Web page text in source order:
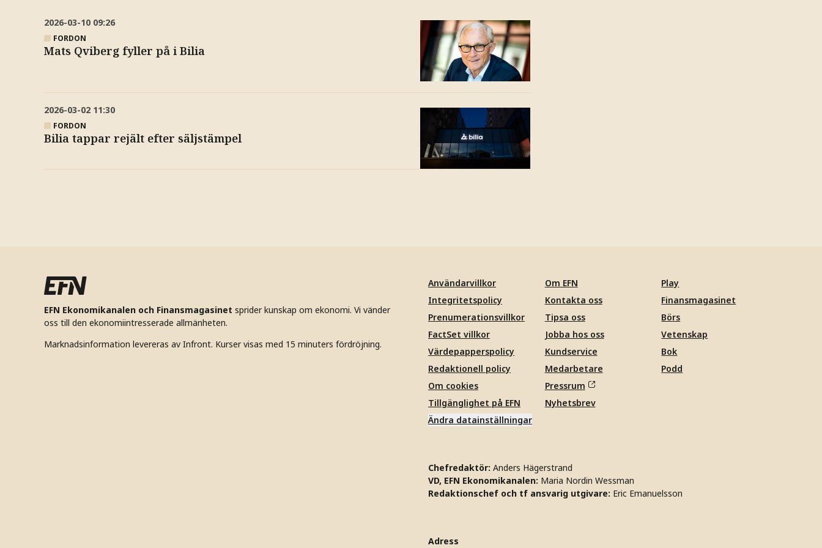
2026-03-10 09:26
FORDON
Mats Qviberg fyller på i Bilia
2026-03-02 11:30
FORDON
Bilia tappar rejält efter säljstämpel
EFN Ekonomikanalen och Finansmagasinet sprider kunskap om ekonomi. Vi vänder
oss till den ekonomiintresserade allmänheten.
Marknadsinformation levereras av Infront. Kurser visas med 15 minuters fördröjning.
Användarvillkor
Integritetspolicy
Prenumerationsvillkor
FactSet villkor
Värdepapperspolicy
Redaktionell policy
Om cookies
Tillgänglighet på EFN
Ändra datainställningar
Om EFN
Kontakta oss
Tipsa oss
Jobba hos oss
Kundservice
Medarbetare
Pressrum
Nyhetsbrev
Play
Finansmagasinet
Börs
Vetenskap
Bok
Podd
Chefredaktör: Anders Hägerstrand
VD, EFN Ekonomikanalen: Maria Nordin Wessman
Redaktionschef och tf ansvarig utgivare: Eric Emanuelsson
Adress